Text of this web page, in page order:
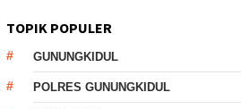
TOPIK POPULER
GUNUNGKIDUL
POLRES GUNUNGKIDUL